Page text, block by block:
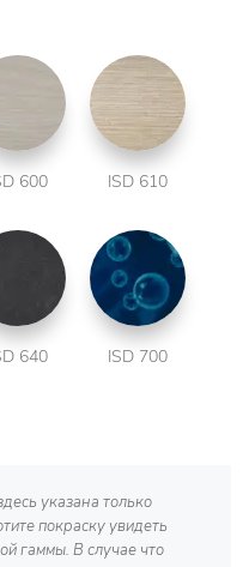
600 ISD 610
640 ISD 700
указана только
покраску увидеть
гаммы. В случае что